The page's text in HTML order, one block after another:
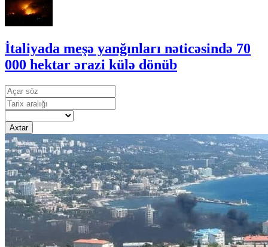
İtaliyada meşə yanğınları nəticəsində 70
000 hektar ərazi külə dönüb
Axtar